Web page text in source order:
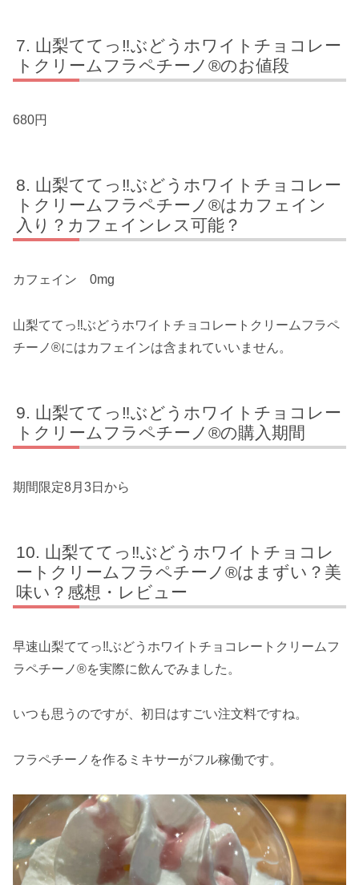
山梨ててっ‼ぶどうホワイトチョコレー
トクリームフラペチーノ®のお値段
680円
山梨ててっ‼ぶどうホワイトチョコレー
トクリームフラペチーノ®はカフェイン
入り？カフェインレス可能？
カフェイン 0mg
山梨ててっ‼ぶどうホワイトチョコレートクリームフラペ
チーノ®にはカフェインは含まれていいません。
山梨ててっ‼ぶどうホワイトチョコレー
トクリームフラペチーノ®の購入期間
期間限定8月3日から
山梨ててっ‼ぶどうホワイトチョコレ
ートクリームフラペチーノ®はまずい？美
味い？感想・レビュー
早速山梨ててっ‼ぶどうホワイトチョコレートクリームフ
ラペチーノ®を実際に飲んでみました。
いつも思うのですが、初日はすごい注文料ですね。
フラペチーノを作るミキサーがフル稼働です。